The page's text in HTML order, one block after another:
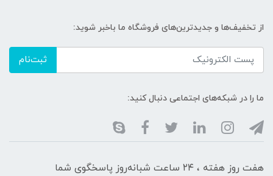
از تخفیف‌ها و جدیدترین‌های فروشگاه ما باخبر شوید:
ثبت‌نام
ما را در شبکه‌های اجتماعی دنبال کنید:
هفت روز هفته ، ۲۴ ساعت شبانه‌روز پاسخگوی شما